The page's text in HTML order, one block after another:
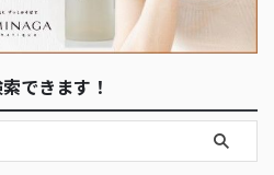
できます！